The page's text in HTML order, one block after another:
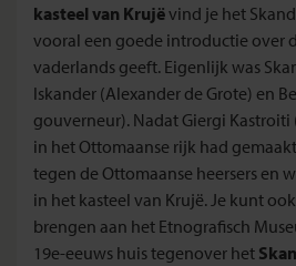
kasteel van Krujëvind je het
vooral een goede introductie over
vaderlands geeft. Eigenlijk was
Iskander (Alexander de Grote) en
gouverneur). Nadat Giergi Kastroiti
in het Ottomaanse rijk had
tegen de Ottomaanse heersers en
in het kasteel van Krujë. Je kunt
brengen aan het Etnografisch
19e-eeuws huis tegenover het